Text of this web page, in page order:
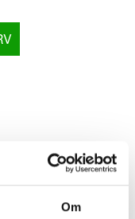
Om
- Spraypumpe
udover det